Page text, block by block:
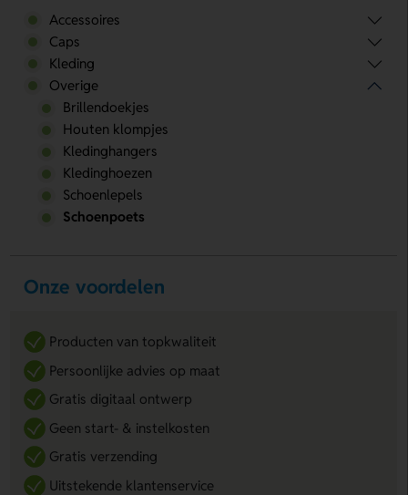
Accessoires
Caps
Kleding
Overige
Brillendoekjes
Houten klompjes
Kledinghangers
Kledinghoezen
Schoenlepels
Schoenpoets
Onze voordelen
Producten van topkwaliteit
Persoonlijke advies op maat
Gratis digitaal ontwerp
Geen start- & instelkosten
Gratis verzending
Uitstekende klantenservice